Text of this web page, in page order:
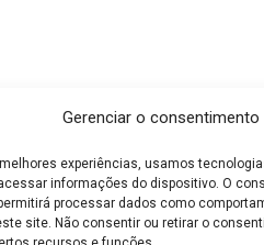
Gerenciar o consentimento
experiências, usamos
informações do dispositivo. O
processar dados como
site. Não consentir ou retirar o